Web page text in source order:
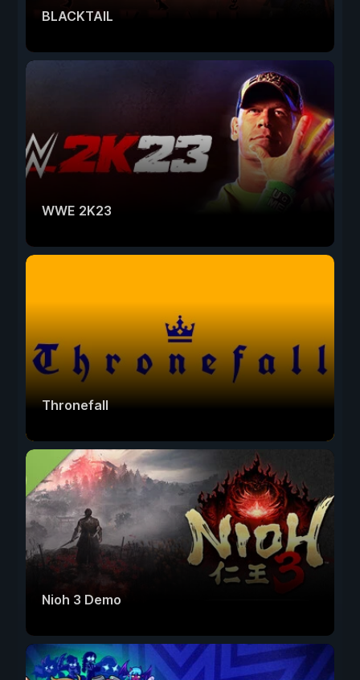
BLACKTAIL
WWE 2K23
Thronefall
Nioh 3 Demo